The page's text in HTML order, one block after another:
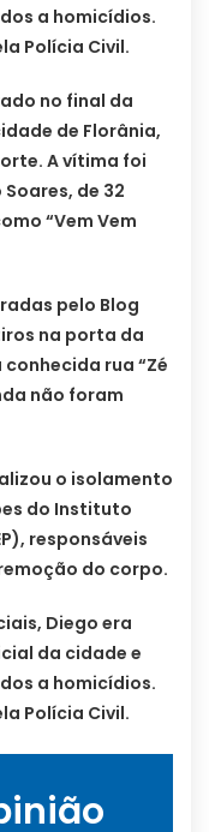
a homicídios.
Polícia Civil.
no final da
de Florânia,
A vítima foi
de 32
“Vem Vem
pelo Blog
na porta da
rua “Zé
não foram
o isolamento
do Instituto
responsáveis
do corpo.
Diego era
da cidade e
a homicídios.
Polícia Civil.